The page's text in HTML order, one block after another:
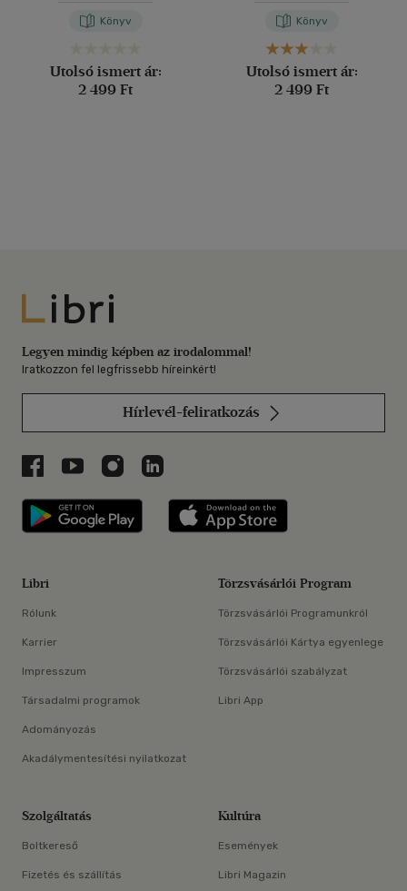
Könyv
Utolsó ismert ár:
2 499 Ft
Könyv
Utolsó ismert ár:
2 499 Ft
Libri
Legyen mindig képben az irodalommal!
Iratkozzon fel legfrissebb híreinkért!
Hírlevél-feliratkozás
Libri a Facebookon
Libri a Youtube-on
Libri az Instagramon
Libri a LinkedInen
Libri applikáció Szerezd meg: Google
Libri
Rólunk
Karrier
Impresszum
Társadalmi programok
Adományozás
Akadálymentesítési nyilatkozat
Törzsvásárlói Program
Törzsvásárlói Programunkról
Törzsvásárlói Kártya egyenlege
Törzsvásárlói szabályzat
Libri App
Szolgáltatás
Boltkereső
Fizetés és szállítás
Kultúra
Események
Libri Magazin